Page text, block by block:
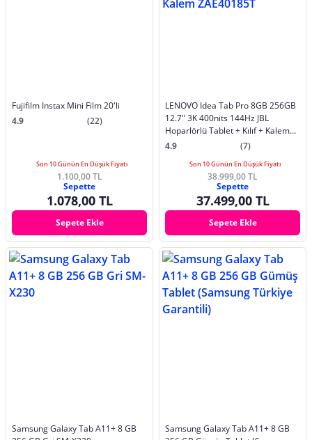
Fujifilm Instax Mini Film 20'li
4.9
(22)
Son 10 Günün En Düşük Fiyatı
1.100,00 TL
Sepette
1.078,00 TL
Sepete Ekle
LENOVO Idea Tab Pro 8GB 256GB
12.7" 3K 400nits 144Hz JBL
Hoparlörlü Tablet + Kılıf + Kalem
ZAE40185T
4.9 (7)
Son 10 Günün En Düşük Fiyatı
38.999,00 TL
Sepette
37.499,00 TL
Sepete Ekle
Samsung Galaxy Tab A11+ 8 GB
Samsung Galaxy Tab A11+ 8 GB